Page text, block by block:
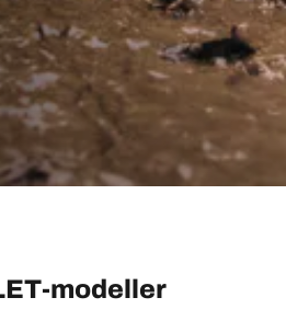
modeller